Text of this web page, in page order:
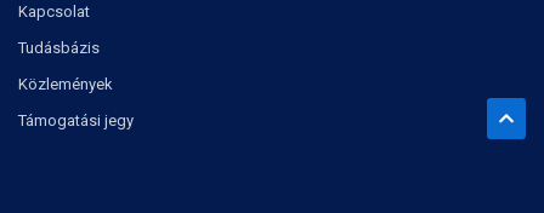
Kapcsolat
Tudásbázis
Közlemények
Támogatási jegy